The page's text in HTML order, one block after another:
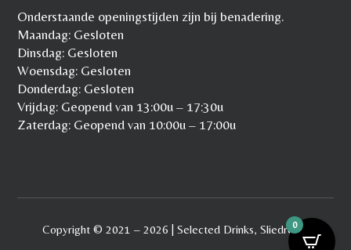
Onderstaande openingstijden zijn bij benadering.
Maandag: Gesloten
Dinsdag: Gesloten
Woensdag: Gesloten
Donderdag: Gesloten
Vrijdag: Geopend van 13:00u – 17:30u
Zaterdag: Geopend van 10:00u – 17:00u
Copyright © 2021 – 2026 | Selected Drinks, Sliedrecht
0